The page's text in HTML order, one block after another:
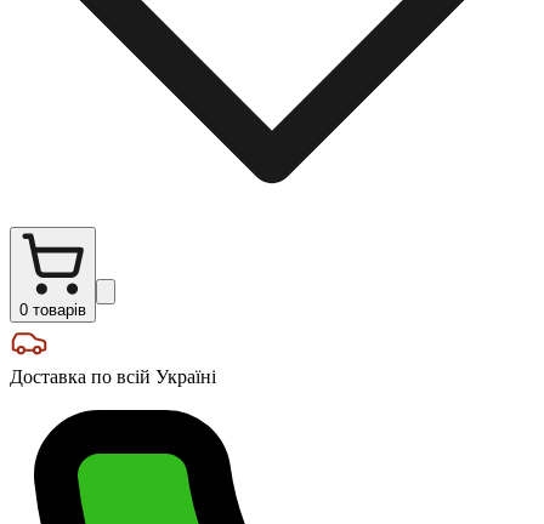
0 товарів
Доставка по всій Україні